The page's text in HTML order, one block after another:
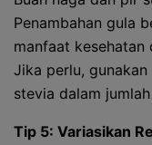
Penambahan gula
manfaat kesehatan
Jika perlu,
stevia dalam
Tip 5: Variasikan